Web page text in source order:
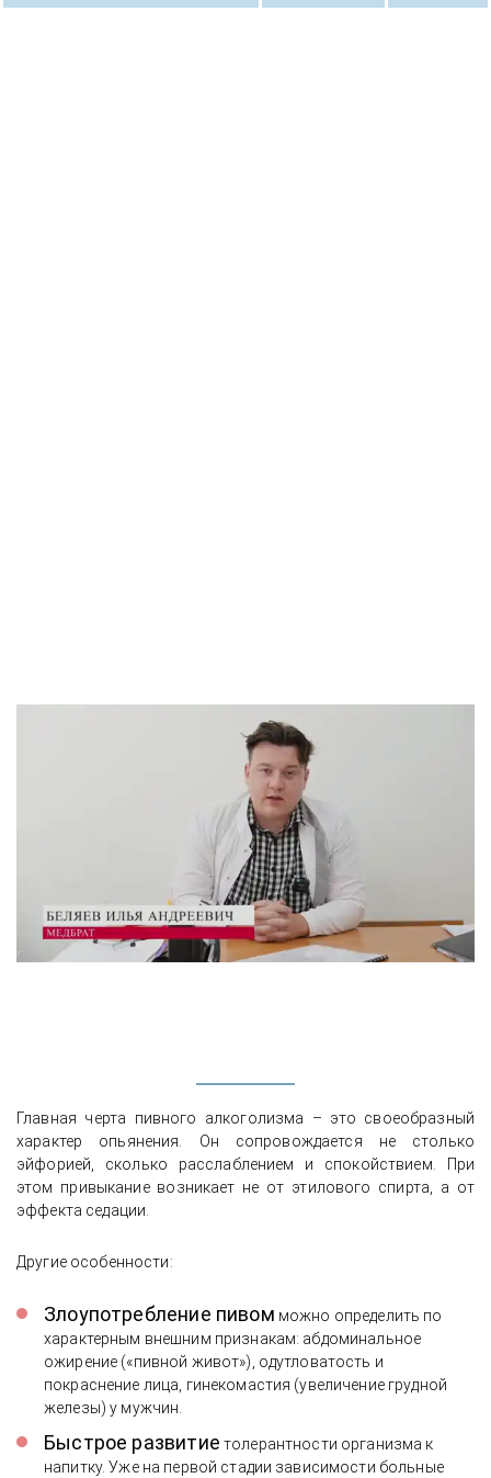
Главная черта пивного алкоголизма – это своеобразный
характер опьянения. Он сопровождается не столько
эйфорией, сколько расслаблением и спокойствием. При
этом привыкание возникает не от этилового спирта, а от
эффекта седации.
Другие особенности:
Злоупотребление пивом можно определить по
характерным внешним признакам: абдоминальное
ожирение («пивной живот»), одутловатость и
покраснение лица, гинекомастия (увеличение грудной
железы) у мужчин.
Быстрое развитие толерантности организма к
напитку. Уже на первой стадии зависимости больные